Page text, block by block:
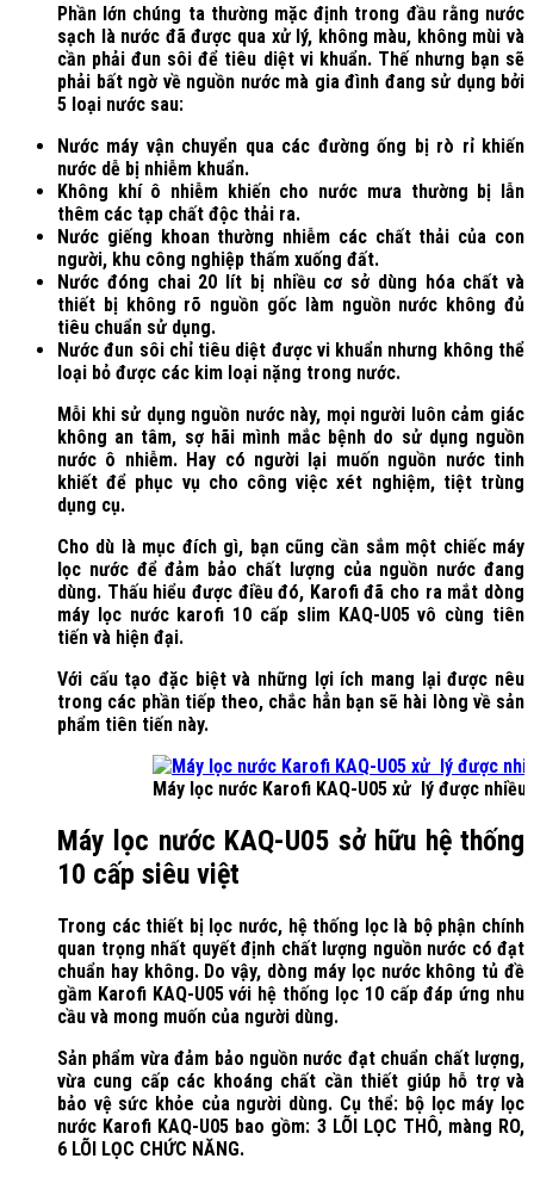
Phần lớn chúng ta thường mặc định trong đầu rằng nước
sạch là nước đã được qua xử lý, không màu, không mùi và
cần phải đun sôi để tiêu diệt vi khuẩn. Thế nhưng bạn sẽ
phải bất ngờ về nguồn nước mà gia đình đang sử dụng bởi
5 loại nước sau:
Nước máy vận chuyển qua các đường ống bị rò rỉ khiến
nước dễ bị nhiễm khuẩn.
Không khí ô nhiễm khiến cho nước mưa thường bị lẫn
thêm các tạp chất độc thải ra.
Nước giếng khoan thường nhiễm các chất thải của con
người, khu công nghiệp thấm xuống đất.
Nước đóng chai 20 lít bị nhiều cơ sở dùng hóa chất và
thiết bị không rõ nguồn gốc làm nguồn nước không đủ
tiêu chuẩn sử dụng.
Nước đun sôi chỉ tiêu diệt được vi khuẩn nhưng không thể
loại bỏ được các kim loại nặng trong nước.
Mỗi khi sử dụng nguồn nước này, mọi người luôn cảm giác
không an tâm, sợ hãi mình mắc bệnh do sử dụng nguồn
nước ô nhiễm. Hay có người lại muốn nguồn nước tinh
khiết để phục vụ cho công việc xét nghiệm, tiệt trùng
dụng cụ.
Cho dù là mục đích gì, bạn cũng cần sắm một chiếc máy
lọc nước để đảm bảo chất lượng của nguồn nước đang
dùng. Thấu hiểu được điều đó, Karofi đã cho ra mắt dòng
máy lọc nước karofi 10 cấp slim KAQ-U05 vô cùng tiên
tiến và hiện đại.
Với cấu tạo đặc biệt và những lợi ích mang lại được nêu
trong các phần tiếp theo, chắc hẳn bạn sẽ hài lòng về sản
phẩm tiên tiến này.
Máy lọc nước Karofi KAQ-U05 xử lý được nhiều
Máy lọc nước KAQ-U05 sở hữu hệ thống
10 cấp siêu việt
Trong các thiết bị lọc nước, hệ thống lọc là bộ phận chính
quan trọng nhất quyết định chất lượng nguồn nước có đạt
chuẩn hay không. Do vậy, dòng máy lọc nước không tủ đề
gầm Karofi KAQ-U05 với hệ thống lọc 10 cấp đáp ứng nhu
cầu và mong muốn của người dùng.
Sản phẩm vừa đảm bảo nguồn nước đạt chuẩn chất lượng,
vừa cung cấp các khoáng chất cần thiết giúp hỗ trợ và
bảo vệ sức khỏe của người dùng. Cụ thể: bộ lọc máy lọc
nước Karofi KAQ-U05 bao gồm: 3 LÕI LỌC THÔ, màng RO,
6 LÕI LỌC CHỨC NĂNG.